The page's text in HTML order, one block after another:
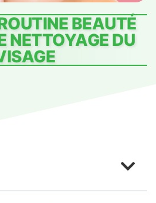
BEAUTÉ
NETTOYAGE DU